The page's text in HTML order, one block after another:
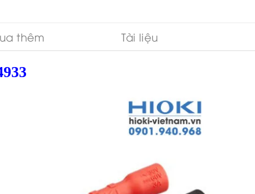
thêm Tài liệu